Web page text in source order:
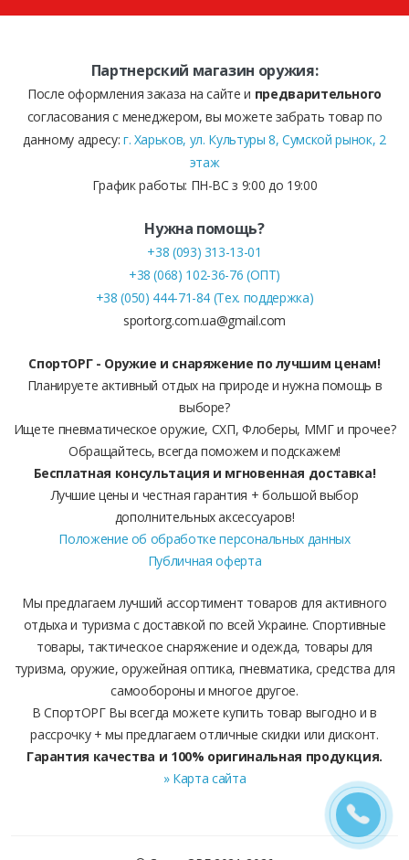
Партнерский магазин оружия:
После оформления заказа на сайте и предварительного
согласования с менеджером, вы можете забрать товар по
данному адресу: г. Харьков, ул. Культуры 8, Сумской рынок, 2
этаж
График работы: ПН-ВС з 9:00 до 19:00
Нужна помощь?
+38 (093) 313-13-01
+38 (068) 102-36-76 (ОПТ)
+38 (050) 444-71-84 (Тех. поддержка)
sportorg.com.ua@gmail.com
СпортОРГ - Оружие и снаряжение по лучшим ценам!
Планируете активный отдых на природе и нужна помощь в
выборе?
Ищете пневматическое оружие, СХП, Флоберы, ММГ и прочее?
Обращайтесь, всегда поможем и подскажем!
Бесплатная консультация и мгновенная доставка!
Лучшие цены и честная гарантия + большой выбор
дополнительных аксессуаров!
Положение об обработке персональных данных
Публичная оферта
Мы предлагаем лучший ассортимент товаров для активного
отдыха и туризма с доставкой по всей Украине. Спортивные
товары, тактическое снаряжение и одежда, товары для
туризма, оружие, оружейная оптика, пневматика, средства для
самообороны и многое другое.
В СпортОРГ Вы всегда можете купить товар выгодно и в
рассрочку + мы предлагаем отличные скидки или дисконт.
Гарантия качества и 100% оригинальная продукция.
» Карта сайта